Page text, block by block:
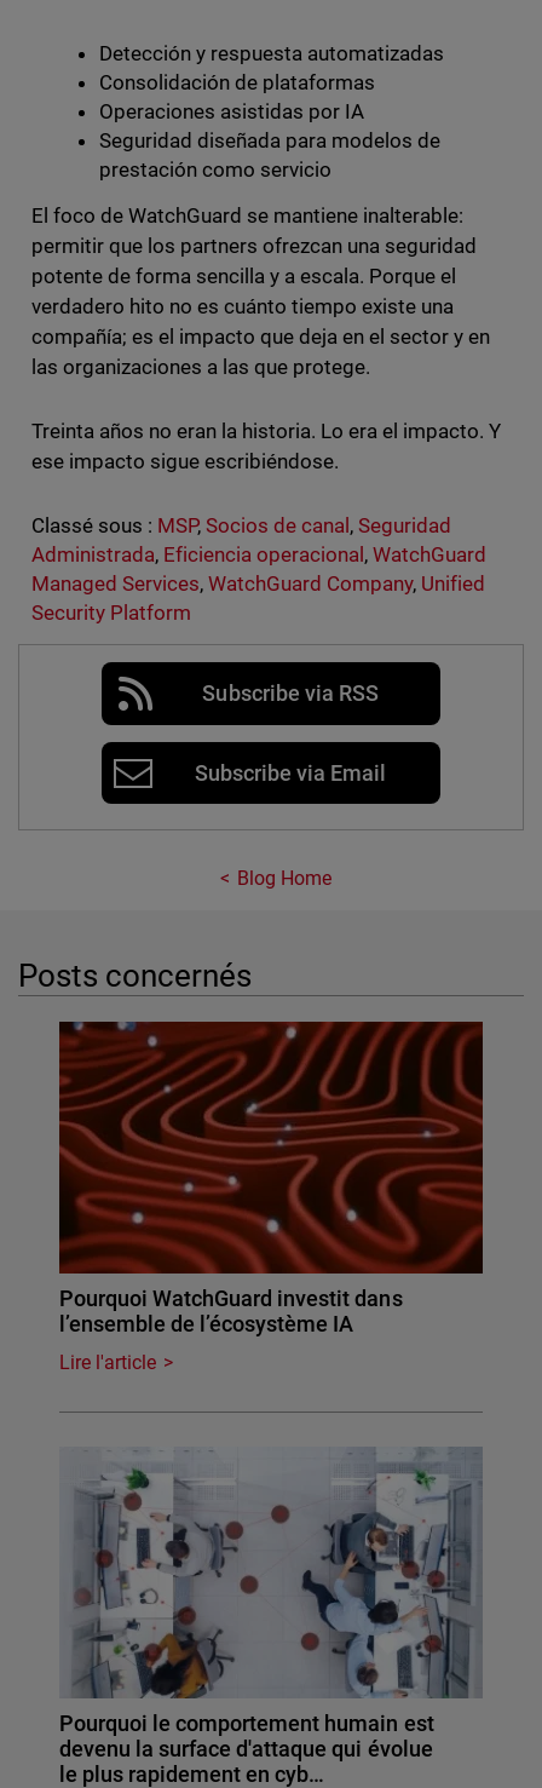
Detección y respuesta automatizadas
Consolidación de plataformas
Operaciones asistidas por IA
Seguridad diseñada para modelos de
prestación como servicio
El foco de WatchGuard se mantiene inalterable:
permitir que los partners ofrezcan una seguridad
potente de forma sencilla y a escala. Porque el
verdadero hito no es cuánto tiempo existe una
compañía; es el impacto que deja en el sector y en
las organizaciones a las que protege.
Treinta años no eran la historia. Lo era el impacto. Y
ese impacto sigue escribiéndose.
Classé sous : MSP, Socios de canal ,Seguridad
Administrada, Eficiencia operacional ,WatchGuard
Managed Services, WatchGuard Company, Unified
Security Platform
Subscribe via RSS
Subscribe via Email
Blog Home
Posts concernés
Pourquoi WatchGuard investit dans
l’ensemble de l’écosystème IA
Lire l'article
Pourquoi le comportement humain est
devenu la surface d'attaque qui évolue
le plus rapidement en cyb…